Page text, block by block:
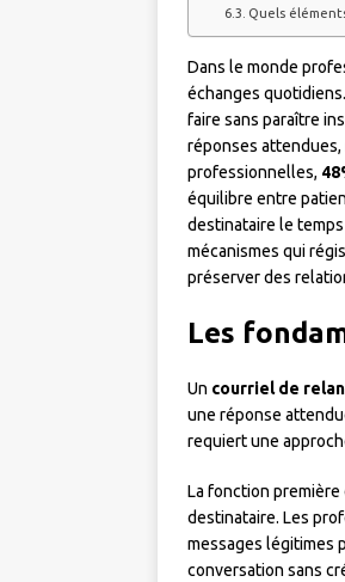
Quels
Dans le monde
échanges
faire sans paraître
réponses
professionnelles,
équilibre entre
destinataire le
mécanismes qui
préserver des
Les
Un courriel de
une réponse
requiert une
La fonction première
destinataire. Les
messages légitimes
conversation sans